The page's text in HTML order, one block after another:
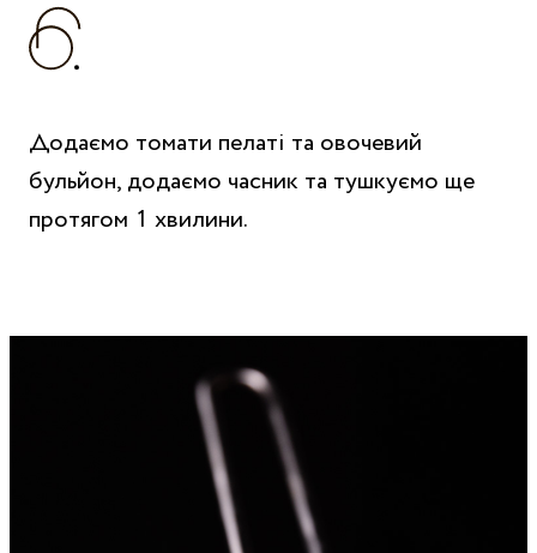
Додаємо томати пелаті та овочевий
бульйон, додаємо часник та тушкуємо ще
протягом 1 хвилини.